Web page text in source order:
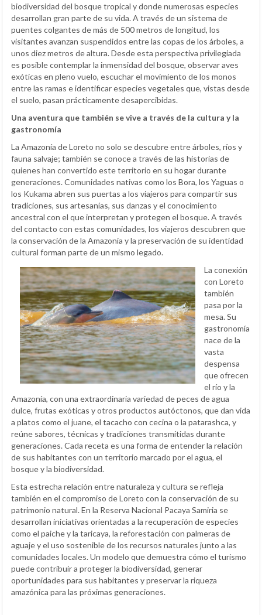
biodiversidad del bosque tropical y donde numerosas especies
desarrollan gran parte de su vida. A través de un sistema de
puentes colgantes de más de 500 metros de longitud, los
visitantes avanzan suspendidos entre las copas de los árboles, a
unos diez metros de altura. Desde esta perspectiva privilegiada
es posible contemplar la inmensidad del bosque, observar aves
exóticas en pleno vuelo, escuchar el movimiento de los monos
entre las ramas e identificar especies vegetales que, vistas desde
el suelo, pasan prácticamente desapercibidas.
Una aventura que también se vive a través de la cultura y la
gastronomía
La Amazonía de Loreto no solo se descubre entre árboles, ríos y
fauna salvaje; también se conoce a través de las historias de
quienes han convertido este territorio en su hogar durante
generaciones. Comunidades nativas como los Bora, los Yaguas o
los Kukama abren sus puertas a los viajeros para compartir sus
tradiciones, sus artesanías, sus danzas y el conocimiento
ancestral con el que interpretan y protegen el bosque. A través
del contacto con estas comunidades, los viajeros descubren que
la conservación de la Amazonía y la preservación de su identidad
cultural forman parte de un mismo legado.
La conexión
con Loreto
también
pasa por la
mesa. Su
gastronomía
nace de la
vasta
despensa
que ofrecen
el río y la
Amazonía, con una extraordinaria variedad de peces de agua
dulce, frutas exóticas y otros productos autóctonos, que dan vida
a platos como el juane, el tacacho con cecina o la patarashca, y
reúne sabores, técnicas y tradiciones transmitidas durante
generaciones. Cada receta es una forma de entender la relación
de sus habitantes con un territorio marcado por el agua, el
bosque y la biodiversidad.
Esta estrecha relación entre naturaleza y cultura se refleja
también en el compromiso de Loreto con la conservación de su
patrimonio natural. En la Reserva Nacional Pacaya Samiria se
desarrollan iniciativas orientadas a la recuperación de especies
como el paiche y la taricaya, la reforestación con palmeras de
aguaje y el uso sostenible de los recursos naturales junto a las
comunidades locales. Un modelo que demuestra cómo el turismo
puede contribuir a proteger la biodiversidad, generar
oportunidades para sus habitantes y preservar la riqueza
amazónica para las próximas generaciones.